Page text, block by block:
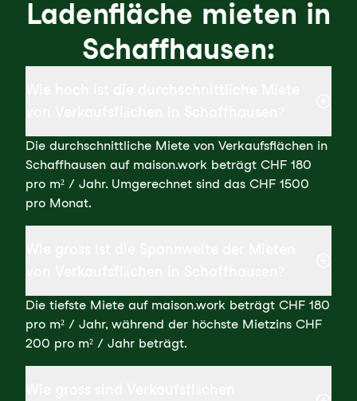
Ladenfläche mieten in
Schaffhausen:
Die durchschnittliche Miete von Verkaufsflächen in
Schaffhausen auf maison.work beträgt CHF 180
pro m² / Jahr. Umgerechnet sind das CHF 1500
pro Monat.
Die tiefste Miete auf maison.work beträgt CHF 180
pro m² / Jahr, während der höchste Mietzins CHF
200 pro m² / Jahr beträgt.